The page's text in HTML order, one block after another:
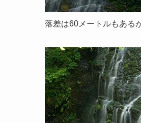
落差は60メートルもある